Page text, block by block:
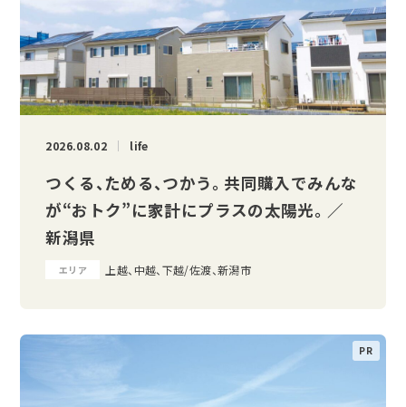
2026.08.02 life
つくる、ためる、つかう。 共同購入でみんな
が“おトク”に家計にプラスの太陽光。 ／
新潟県
エリア 上越、中越、下越/佐渡、新潟市